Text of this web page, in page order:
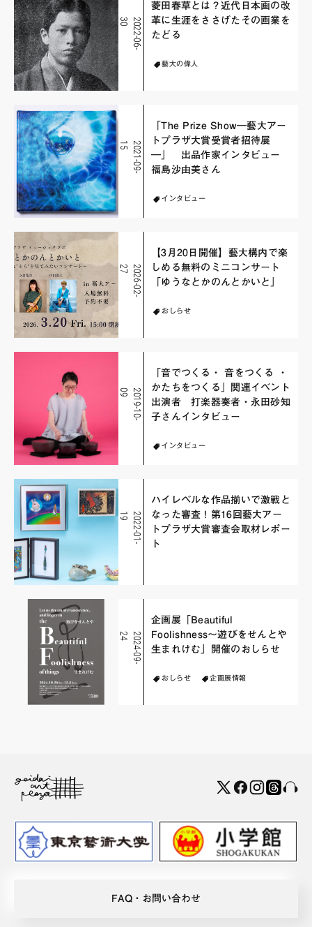
2
0
2
2
-
0
6
-
3
0
菱田春草とは？近代日本画の改
革に生涯をささげたその画業を
たどる
藝大の偉人
2
0
2
1
-
0
9
-
1
5
「The Prize Show―藝大アー
トプラザ大賞受賞者招待展
―」 出品作家インタビュー
福島沙由美さん
インタビュー
2
0
2
6
-
0
2
-
2
7
【3月20日開催】藝大構内で楽
しめる無料のミニコンサート
「ゆうなとかのんとかいと」
おしらせ
2
0
1
9
-
1
0
-
0
9
「音でつくる・ 音をつくる ・
かたちをつくる」関連イベント
出演者 打楽器奏者・永田砂知
子さんインタビュー
インタビュー
2
0
2
2
-
0
1
-
1
9
ハイレベルな作品揃いで激戦と
なった審査！第16回藝大アー
トプラザ大賞審査会取材レポー
ト
2
0
2
4
-
0
9
-
2
4
企画展「Beautiful
Foolishness～遊びをせんとや
生まれけむ」開催のおしらせ
おしらせ 企画展情報
FAQ・お問い合わせ